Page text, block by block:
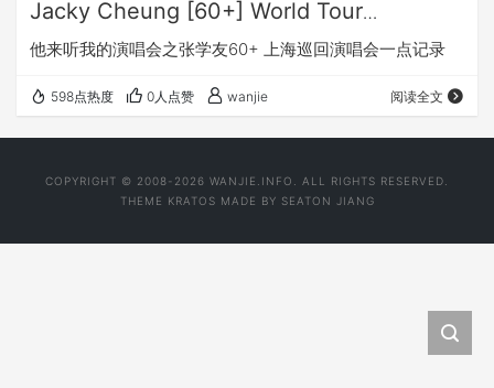
Jacky Cheung [60+] World Tour
Shanghai Encore
他来听我的演唱会之张学友60+ 上海巡回演唱会一点记录
598点热度 0人点赞 wanjie 阅读全文
COPYRIGHT © 2008-2026 WANJIE.INFO. ALL RIGHTS RESERVED.
THEME KRATOS MADE BY SEATON JIANG